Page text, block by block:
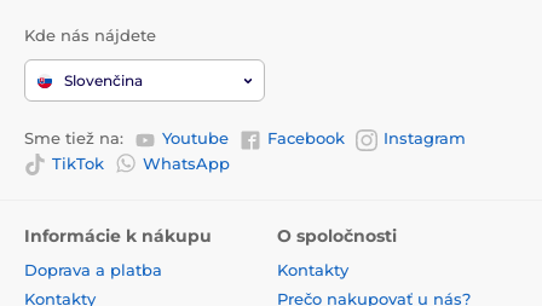
Kde nás nájdete
Slovenčina
Sme tiež na: Youtube Facebook
Instagram
TikTok
WhatsApp
Informácie k nákupu
Doprava a platba
Kontakty
O spoločnosti
Kontakty
Prečo nakupovať u nás?